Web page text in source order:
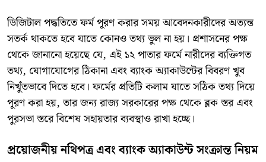
​ডিজিটাল পদ্ধতিতে ফর্ম পূরণ করার সময় আবেদনকারীদের অত্যন্ত
সতর্ক থাকতে হবে যাতে কোনও তথ্য ভুল না হয়। প্রশাসনের পক্ষ
থেকে জানানো হয়েছে যে, এই ১২ পাতার ফর্মে নারীদের ব্যক্তিগত
তথ্য, যোগাযোগের ঠিকানা এবং ব্যাংক অ্যাকাউন্টের বিবরণ খুব
নিখুঁতভাবে দিতে হবে। ফর্মের প্রতিটি কলাম যাতে সঠিক তথ্য দিয়ে
পূরণ করা হয়, তার জন্য রাজ্য সরকারের পক্ষ থেকে ব্লক স্তর এবং
পুরসভা স্তরে বিশেষ সহায়তার ব্যবস্থাও রাখা হচ্ছে।
​প্রয়োজনীয় নথিপত্র এবং ব্যাংক অ্যাকাউন্ট সংক্রান্ত নিয়ম